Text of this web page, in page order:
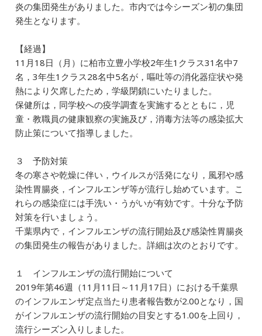
炎の集団発生がありました。市内では今シーズン初の集団
発生となります。
【経過】
11月18日（月）に柏市立豊小学校2年生1クラス31名中7
名，3年生1クラス28名中5名が，嘔吐等の消化器症状や発
熱により欠席したため，学級閉鎖にいたりました。
保健所は，同学校への疫学調査を実施するとともに，児
童・教職員の健康観察の実施及び，消毒方法等の感染拡大
防止策について指導しました。
３ 予防対策
冬の寒さや乾燥に伴い，ウイルスが活発になり，風邪や感
染性胃腸炎，インフルエンザ等が流行し始めています。こ
れらの感染症には手洗い・うがいが有効です。十分な予防
対策を行いましょう。
千葉県内で，インフルエンザの流行開始及び感染性胃腸炎
の集団発生の報告がありました。詳細は次のとおりです。
１ インフルエンザの流行開始について
2019年第46週（11月11日～11月17日）における千葉県
のインフルエンザ定点当たり患者報告数が2.00となり，国
がインフルエンザの流行開始の目安とする1.00を上回り，
流行シーズン入りしました。